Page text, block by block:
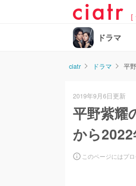
[
ドラマ
ciatr ドラマ 平
2019年9月6日更新
平野紫耀
から
このページにはプ